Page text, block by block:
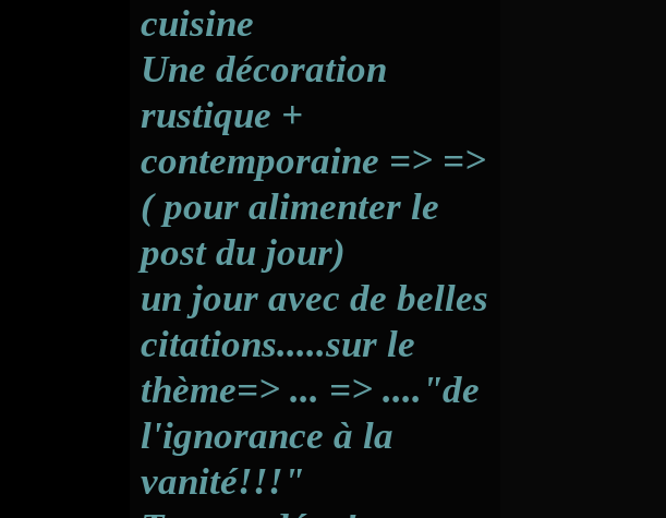
cuisine
Une décoration
rustique +
contemporaine => =>
( pour alimenter le
post du jour)
un jour avec de belles
citations.....sur le
thème=> ... => ...."de
l'ignorance à la
vanité!!!"